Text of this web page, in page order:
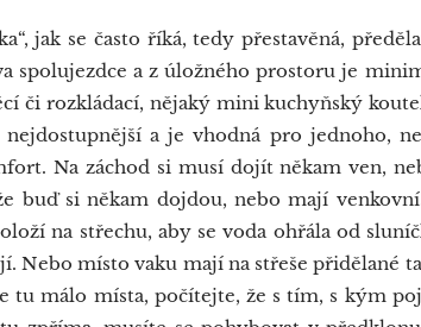
jak se často říká, tedy přestavěná,
spolujezdce a z úložného prostoru je
či rozkládací, nějaký mini kuchyňský
a je vhodná pro jednoho,
Na záchod si musí dojít někam ven,
buď si někam dojdou, nebo mají
na střechu, aby se voda ohřála od
Nebo místo vaku mají na střeše přidělané
tu málo místa, počítejte, že s tím, s kým